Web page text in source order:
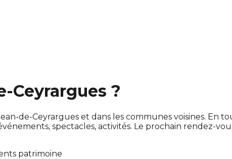
Ceyrargues ?
de-Ceyrargues et dans les communes voisines. En
spectacles, activités. Le prochain rendez-
patrimoine